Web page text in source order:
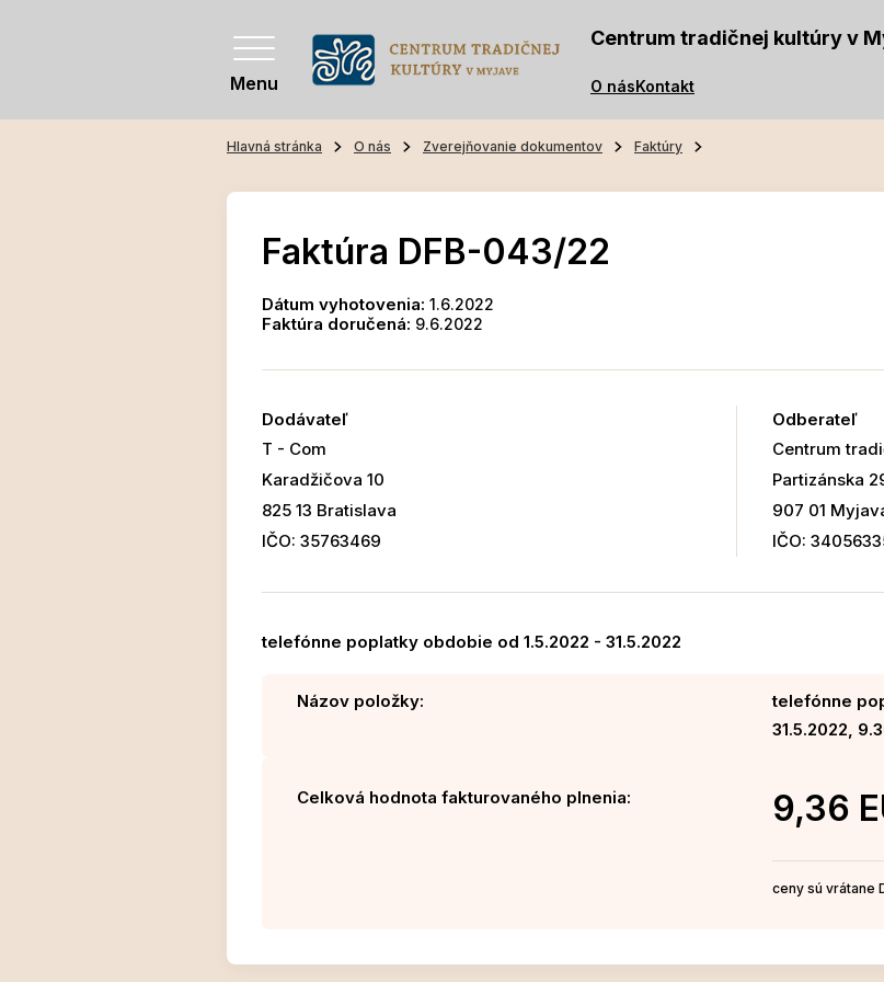
Menu
Centrum tradičnej kultúry v
O násKontakt
Hlavná stránka O nás Zverejňovanie dokumentov Faktúry
Faktúra DFB-043/22
Dátum vyhotovenia: 1.6.2022
Faktúra doručená: 9.6.2022
Dodávateľ
T - Com
Karadžičova 10
825 13 Bratislava
IČO: 35763469
Odberateľ
Centrum
Partizánska
907 01
IČO:
telefónne poplatky obdobie od 1.5.2022 - 31.5.2022
Názov položky:
telefónne
31.5.2022,
Celková hodnota fakturovaného plnenia: 9,36
ceny sú vrátane